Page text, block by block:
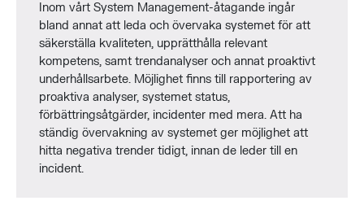
Inom vårt System Management-åtagande ingår
bland annat att leda och övervaka systemet för att
säkerställa kvaliteten, upprätthålla relevant
kompetens, samt trendanalyser och annat proaktivt
underhållsarbete. Möjlighet finns till rapportering av
proaktiva analyser, systemet status,
förbättringsåtgärder, incidenter med mera. Att ha
ständig övervakning av systemet ger möjlighet att
hitta negativa trender tidigt, innan de leder till en
incident.